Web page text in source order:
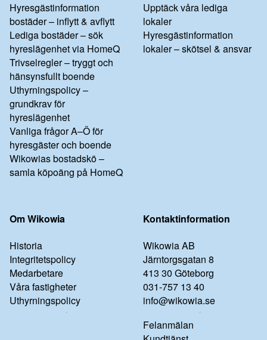
Hyresgästinformation
bostäder – inflytt & avflytt
Lediga bostäder – sök
hyreslägenhet via HomeQ
Trivselregler – tryggt och
hänsynsfullt boende
Uthyrningspolicy –
grundkrav för
hyreslägenhet
Vanliga frågor A–Ö för
hyresgäster och boende
Wikowias bostadskö –
samla köpoäng på HomeQ
Upptäck våra lediga
lokaler
Hyresgästinformation
lokaler – skötsel & ansvar
Om Wikowia
Historia
Integritetspolicy
Medarbetare
Våra fastigheter
Uthyrningspolicy
Kontaktinformation
Wikowia AB
Järntorgsgatan 8
413 30 Göteborg
031-757 13 40
info@wikowia.se
Felanmälan